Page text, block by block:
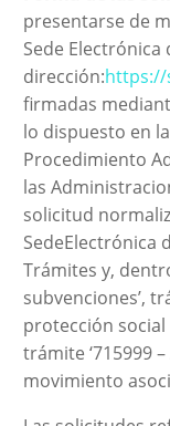
presentarse de
Sede Electrónica
dirección:https://
firmadas
lo dispuesto en
Procedimiento
las
solicitud
SedeElectrónica
Trámites y,
subvenciones’,
protección social
trámite ‘715999
movimiento